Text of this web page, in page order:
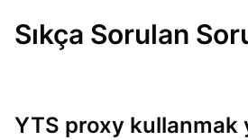
Sıkça Sorulan
YTS proxy kullanmak